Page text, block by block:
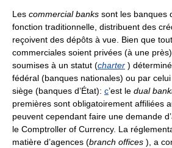
Les commercial banks sont les banques
fonction traditionnelle, distribuent des
reçoivent des dépôts à vue. Bien que
commerciales soient privées (à une
soumises à un statut (charter )
fédéral (banques nationales) ou par
siège (banques d’État): c’est le dual
premières sont obligatoirement affiliées
peuvent cependant faire une demande
le Comptroller of Currency. La
matière d’agences (branch offices ), a